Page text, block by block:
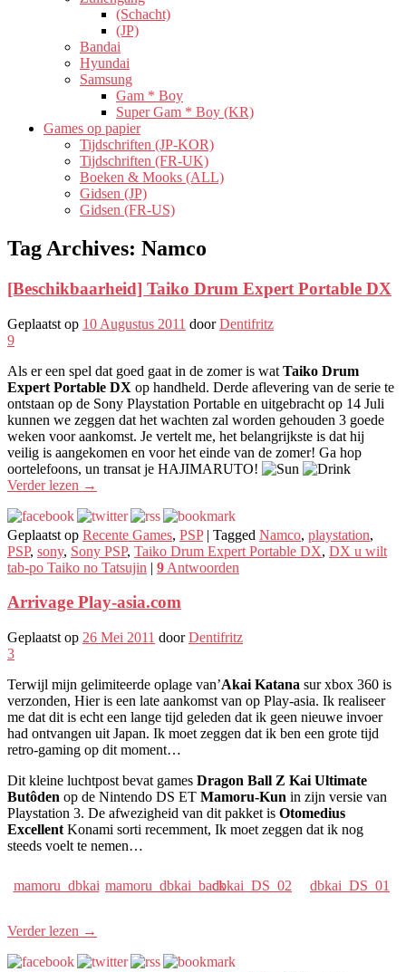
(Schacht)
(JP)
Bandai
Hyundai
Samsung
Gam * Boy
Super Gam * Boy (KR)
Games op papier
Tijdschriften (JP-KOR)
Tijdschriften (FR-UK)
Boeken & Mooks (ALL)
Gidsen (JP)
Gidsen (FR-US)
Tag Archives: Namco
[Beschikbaarheid] Taiko Drum Expert Portable DX
Geplaatst op 10 Augustus 2011 doorDentifritz
9
Als er een spel dat goed gaat in de zomer is wat Taiko Drum
Expert Portable DX op handheld. Derde aflevering van de serie te
ontstaan ​​op de Sony Playstation Portable en uitgebracht op 14 Juli
kunnen we zeggen dat het wachten zal worden gehouden 3 goede
weken voor aankomst. Je vertelt me, het belangrijkste is dat hij
veilig is aangekomen en voor het einde van de zomer! Ga hop
oortelefoons, un transat je HAJIMARUTO!
Verder lezen →
Geplaatst op Recente Games, PSP | Tagged Namco, playstation,
PSP, sony, Sony PSP, Taiko Drum Expert Portable DX, DX u wilt
tab-po Taiko no Tatsujin | 9 Antwoorden
Arrivage Play-asia.com
Geplaatst op 26 Mei 2011 doorDentifritz
3
Terwijl mijn gelimiteerde oplage van’Akai Katana sur xbox 360 is
verzonden, Hier is een late aankomst van op Play-asia. Ik realiseer
me dat dit is echt een lange tijd geleden dat ik geen nieuwe invoer
had ontvangen uit Japan. Ik moet zeggen dat ik ben een grote tijd
retro-gaming op dit moment…
Dit kleine luchtpost bevat games Dragon Ball Z Kai Ultimate
Butôden op de Nintendo DS ET Mamoru-Kun in zijn versie van
Playstation 3. De afwezigheid van dit pakket is Otomedius
Excellent Konami sorti recemment, Ik moet zeggen dat ik nog
steeds voelt te nemen…
mamoru_dbkai mamoru_dbkai_backdbkai_DS_02 dbkai_DS_01
Verder lezen →